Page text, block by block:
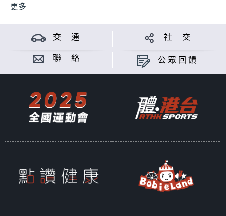
更多 ...
交 通 社 交
聯 絡 公眾回饋